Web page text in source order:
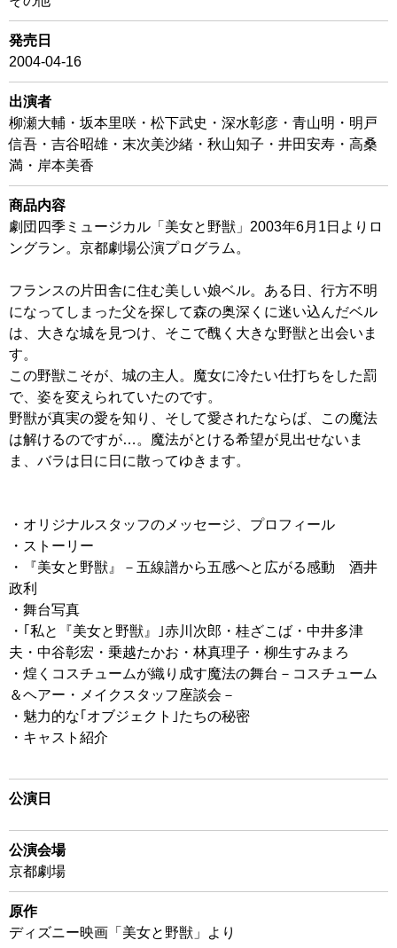
発売日
2004-04-16
出演者
柳瀬大輔・坂本里咲・松下武史・深水彰彦・青山明・明戸
信吾・吉谷昭雄・末次美沙緒・秋山知子・井田安寿・高桑
満・岸本美香
商品内容
劇団四季ミュージカル「美女と野獣」2003年6月1日よりロ
ングラン。京都劇場公演プログラム。
フランスの片田舎に住む美しい娘ベル。ある日、行方不明
になってしまった父を探して森の奥深くに迷い込んだベル
は、大きな城を見つけ、そこで醜く大きな野獣と出会いま
す。
この野獣こそが、城の主人。魔女に冷たい仕打ちをした罰
で、姿を変えられていたのです。
野獣が真実の愛を知り、そして愛されたならば、この魔法
は解けるのですが…。魔法がとける希望が見出せないま
ま、バラは日に日に散ってゆきます。
・オリジナルスタッフのメッセージ、プロフィール
・ストーリー
・『美女と野獣』－五線譜から五感へと広がる感動 酒井
政利
・舞台写真
・｢私と『美女と野獣』｣赤川次郎・桂ざこば・中井多津
夫・中谷彰宏・乗越たかお・林真理子・柳生すみまろ
・煌くコスチュームが織り成す魔法の舞台－コスチューム
＆ヘアー・メイクスタッフ座談会－
・魅力的な｢オブジェクト｣たちの秘密
・キャスト紹介
公演日
公演会場
京都劇場
原作
ディズニー映画「美女と野獣」より